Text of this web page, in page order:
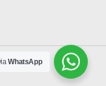
WhatsApp